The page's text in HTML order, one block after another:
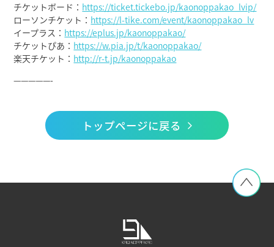
チケットボード： https://ticket.tickebo.jp/kaonoppakao_lvip/
ローソンチケット： https://l-tike.com/event/kaonoppakao_lv
イープラス： https://eplus.jp/kaonoppakao/
チケットぴあ： https://w.pia.jp/t/kaonoppakao/
楽天チケット： http://r-t.jp/kaonoppakao
—————-
トップページに戻る